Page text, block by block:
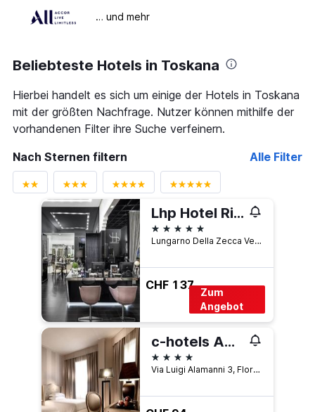
… und mehr
Beliebteste Hotels in Toskana
Hierbei handelt es sich um einige der Hotels in Toskana
mit der größten Nachfrage. Nutzer können mithilfe der
vorhandenen Filter ihre Suche verfeinern.
Nach Sternen filtern
Alle Filter
Lhp Hotel River & Spa
5 Sterne
Lungarno Della Zecca Vecchia 18, Florenz, Toskana, Italien
CHF 137
Zum
Angebot
c-hotels Ambasciatori
4 Sterne
Via Luigi Alamanni 3, Florenz, Toskana, Italien